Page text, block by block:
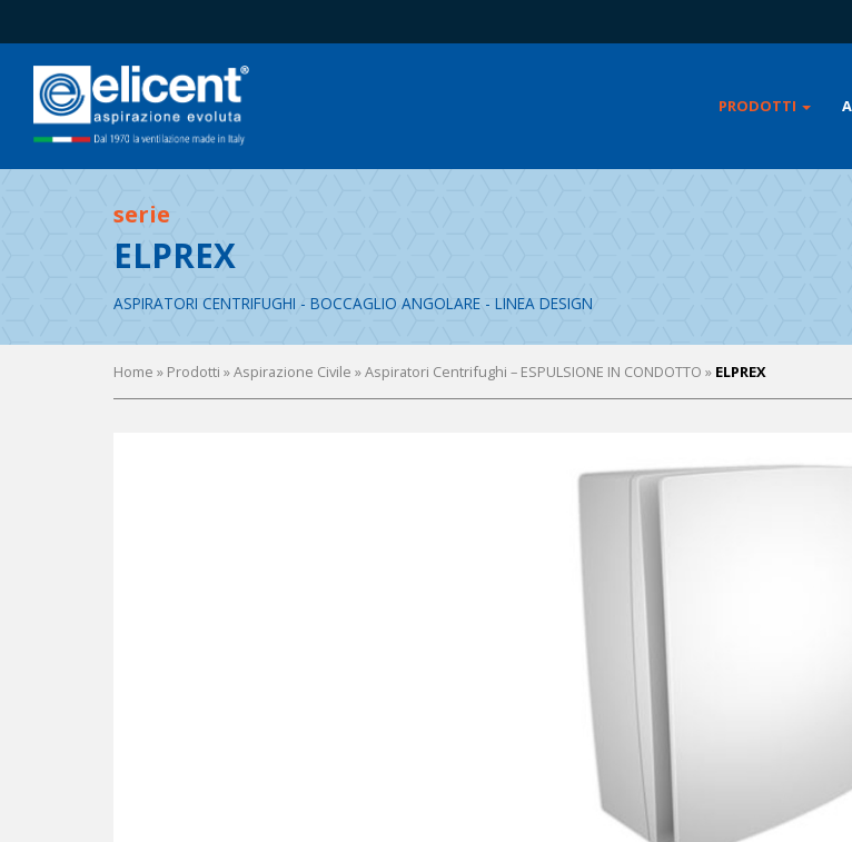
PRODOTTI
serie
ELPREX
ASPIRATORI CENTRIFUGHI - BOCCAGLIO ANGOLARE - LINEA DESIGN
Home » Prodotti »Aspirazione Civile »Aspiratori Centrifughi – ESPULSIONE IN CONDOTTO » ELPREX